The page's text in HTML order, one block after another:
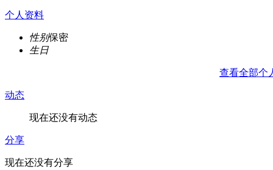
个人资料
性别保密
生日
查看全部个
动态
现在还没有动态
分享
现在还没有分享